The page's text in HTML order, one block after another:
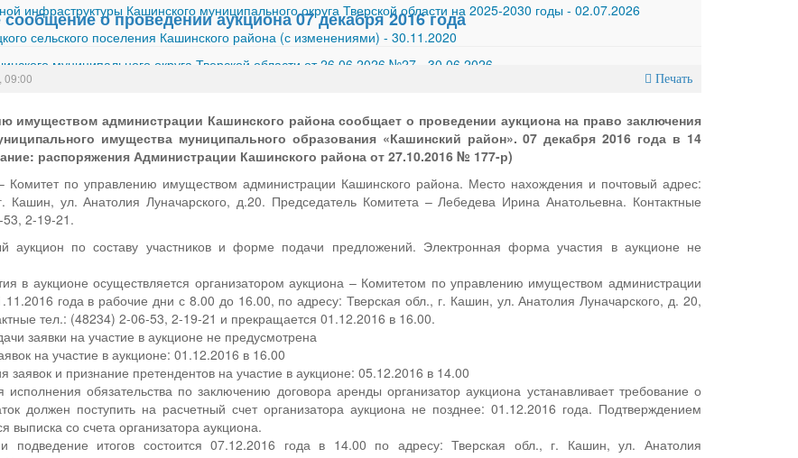
инфраструктуры Кашинского муниципального округа Тверской области на 2025-2030 годы - 02.07.2026
сельского поселения Кашинского района (с изменениями) - 30.11.2020
муниципального округа Тверской области от 26.06.2026 №27
30.06.2026
о проведении аукциона 07 декабря 2016 года
09:00 Печать
имуществом администрации Кашинского района сообщает о проведении аукциона на право заключения
имущества муниципального образования «Кашинский район». 07 декабря 2016 года в 14
распоряжения Администрации Кашинского района от 27.10.2016 № 177-р)
Комитет по управлению имуществом администрации Кашинского района. Место нахождения и почтовый адрес:
Кашин, ул. Анатолия Луначарского, д.20. Председатель Комитета – Лебедева Ирина Анатольевна. Контактные
2-19-21.
аукцион по составу участников и форме подачи предложений. Электронная форма участия в аукционе не
в аукционе осуществляется организатором аукциона – Комитетом по управлению имуществом администрации
года в рабочие дни с 8.00 до 16.00, по адресу: Тверская обл., г. Кашин, ул. Анатолия Луначарского, д. 20,
тел.: (48234) 2-06-53, 2-19-21 и прекращается 01.12.2016 в 16.00.
заявки на участие в аукционе не предусмотрена
на участие в аукционе: 01.12.2016 в 16.00
заявок и признание претендентов на участие в аукционе: 05.12.2016 в 14.00
исполнения обязательства по заключению договора аренды организатор аукциона устанавливает требование о
должен поступить на расчетный счет организатора аукциона не позднее: 01.12.2016 года. Подтверждением
выписка со счета организатора аукциона.
подведение итогов состоится 07.12.2016 года в 14.00 по адресу: Тверская обл., г. Кашин, ул. Анатолия